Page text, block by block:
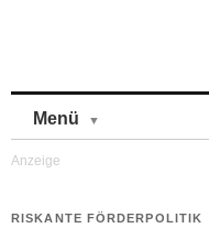
Menü
RISKANTE FÖRDERPOLITIK